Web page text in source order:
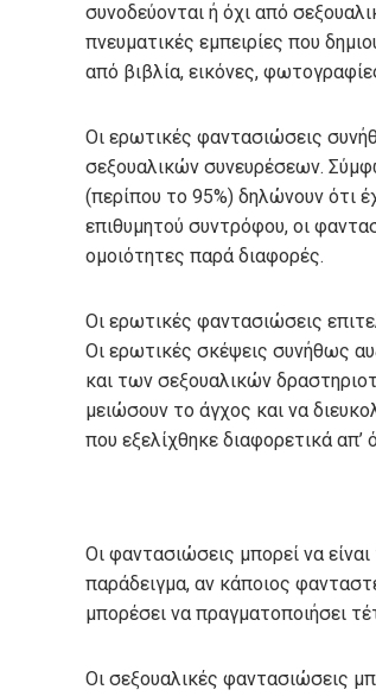
συνοδεύονται ή όχι από
πνευματικές εμπειρίες που
από βιβλία, εικόνες,
Οι ερωτικές φαντασιώσεις
σεξουαλικών συνευρέσεων.
(περίπου το 95%) δηλώνουν ότι
επιθυμητού συντρόφου, οι
ομοιότητες παρά διαφορές.
Οι ερωτικές φαντασιώσεις
Οι ερωτικές σκέψεις συνήθως
και των σεξουαλικών
μειώσουν το άγχος και να
που εξελίχθηκε διαφορετικά απ’
Οι φαντασιώσεις μπορεί να
παράδειγμα, αν κάποιος
μπορέσει να πραγματοποιήσει
Οι σεξουαλικές φαντασιώσεις